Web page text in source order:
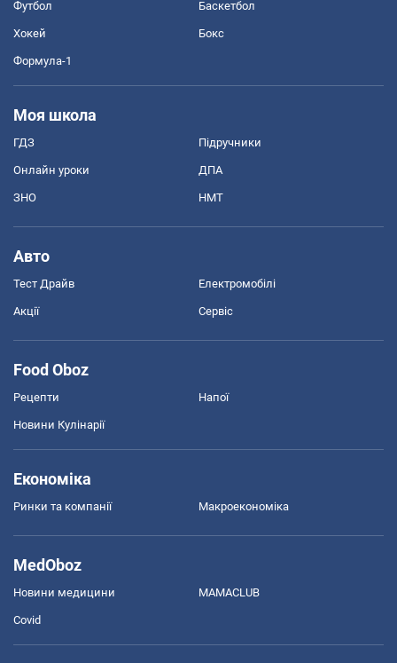
Футбол Баскетбол
Хокей Бокс
Формула-1
Моя школа
ГДЗ Підручники
Онлайн уроки ДПА
ЗНО НМТ
Авто
Тест Драйв Електромобілі
Акції Сервіс
Food Oboz
Рецепти Напої
Новини Кулінарії
Економіка
Ринки та компанії Макроекономіка
MedOboz
Новини медицини MAMACLUB
Covid